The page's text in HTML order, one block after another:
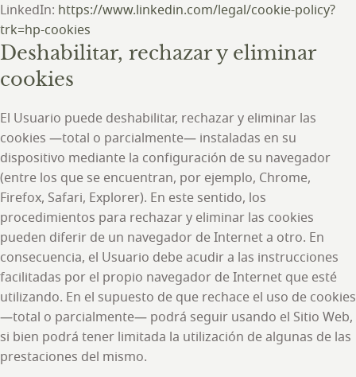
LinkedIn: https://www.linkedin.com/legal/cookie-policy?
trk=hp-cookies
Deshabilitar, rechazar y eliminar
cookies
El Usuario puede deshabilitar, rechazar y eliminar las
cookies —total o parcialmente— instaladas en su
dispositivo mediante la configuración de su navegador
(entre los que se encuentran, por ejemplo, Chrome,
Firefox, Safari, Explorer). En este sentido, los
procedimientos para rechazar y eliminar las cookies
pueden diferir de un navegador de Internet a otro. En
consecuencia, el Usuario debe acudir a las instrucciones
facilitadas por el propio navegador de Internet que esté
utilizando. En el supuesto de que rechace el uso de cookies
—total o parcialmente— podrá seguir usando el Sitio Web,
si bien podrá tener limitada la utilización de algunas de las
prestaciones del mismo.